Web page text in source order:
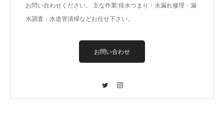
お問い合わせください。 主な作業:排水つまり・水漏れ修理・漏
水調査・水道管清掃などお任せ下さい。
お問い合わせ